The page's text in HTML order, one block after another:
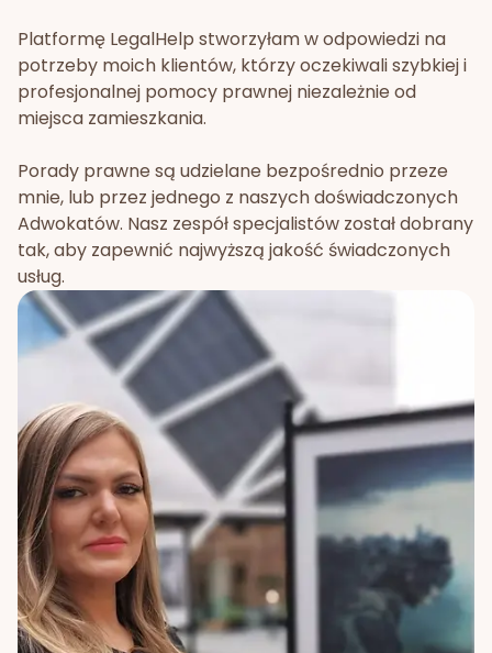
Platformę LegalHelp stworzyłam w odpowiedzi na
potrzeby moich klientów, którzy oczekiwali szybkiej i
profesjonalnej pomocy prawnej niezależnie od
miejsca zamieszkania.
Porady prawne są udzielane bezpośrednio przeze
mnie, lub przez jednego z naszych doświadczonych
Adwokatów. Nasz zespół specjalistów został dobrany
tak, aby zapewnić najwyższą jakość świadczonych
usług.